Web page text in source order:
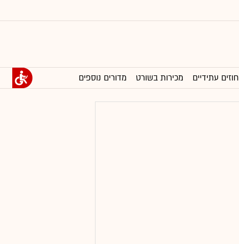
חוזים עתידיים מכירות בשורט מדורים נוספים